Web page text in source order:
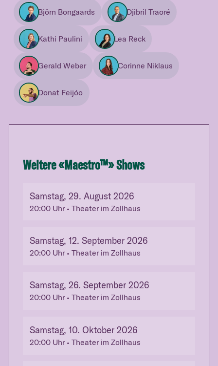
Björn Bongaards Djibril Traoré
Kathi Paulini Lea Reck
Gerald Weber Corinne Niklaus
Donat Feijóo
Weitere «Maestro™» Shows
Samstag, 29. August 2026
20:00Uhr• Theater im Zollhaus
Samstag, 12. September 2026
20:00Uhr• Theater im Zollhaus
Samstag, 26. September 2026
20:00Uhr• Theater im Zollhaus
Samstag, 10. Oktober 2026
20:00Uhr• Theater im Zollhaus